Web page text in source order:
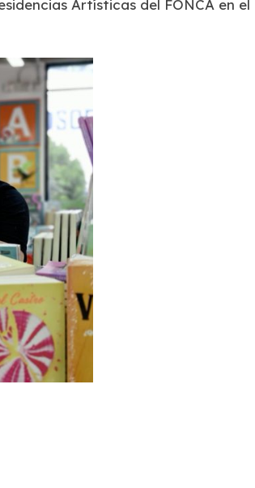
Artísticas del FONCA en